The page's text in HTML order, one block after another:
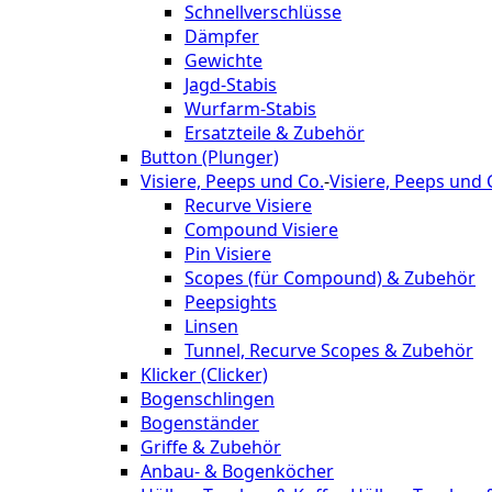
Schnellverschlüsse
Dämpfer
Gewichte
Jagd-Stabis
Wurfarm-Stabis
Ersatzteile & Zubehör
Button (Plunger)
Visiere, Peeps und Co.-Visiere, Peeps und
Recurve Visiere
Compound Visiere
Pin Visiere
Scopes (für Compound) & Zubehör
Peepsights
Linsen
Tunnel, Recurve Scopes & Zubehör
Klicker (Clicker)
Bogenschlingen
Bogenständer
Griffe & Zubehör
Anbau- & Bogenköcher